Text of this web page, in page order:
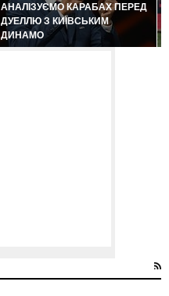
АНАЛІЗУЄМО КАРАБАХ ПЕРЕД
ДУЕЛЛЮ З КИЇВСЬКИМ
ДИНАМО